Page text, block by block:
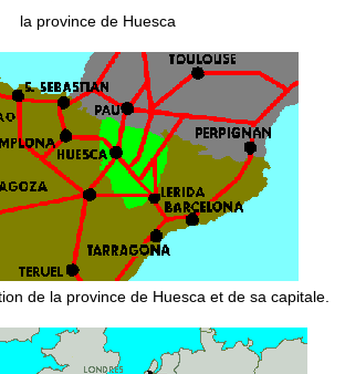
la province de Huesca
de la province de Huesca et de sa capitale.